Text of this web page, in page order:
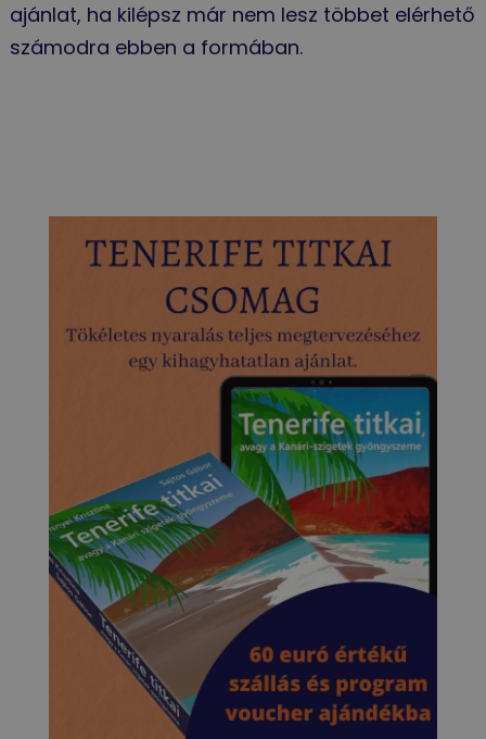
ajánlat, ha kilépsz már nem lesz többet elérhető
számodra ebben a formában.